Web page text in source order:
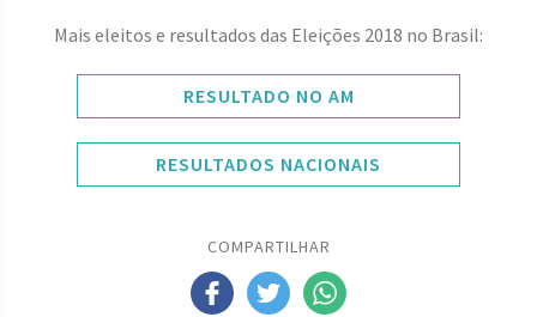
Mais eleitos e resultados das Eleições 2018 no Brasil:
RESULTADO NO AM
RESULTADOS NACIONAIS
COMPARTILHAR